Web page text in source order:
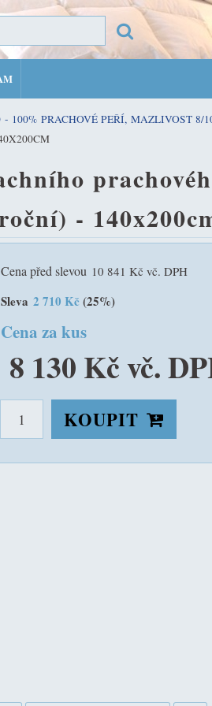
- 100% PRACHOVÉ PEŘÍ, MAZLIVOST 8/
-
Cena před slevou 10 841 Kč vč. DPH
Sleva 2 710 Kč (25%)
Cena za kus
8 130 Kč vč.
KOUPIT